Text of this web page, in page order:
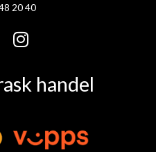
20 40
I
s
g
handel